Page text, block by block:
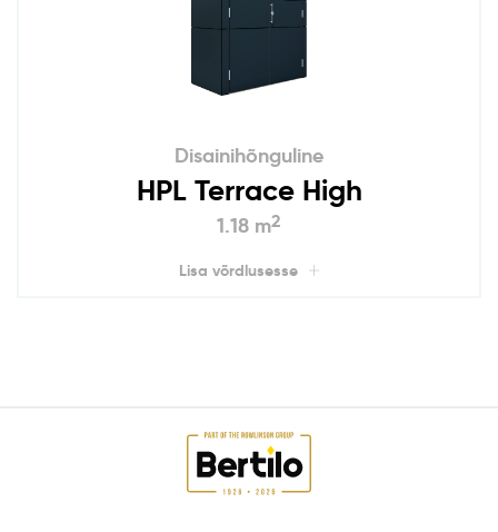
Disainihõnguline
HPL Terrace High
1.18 m2
Lisa võrdlusesse